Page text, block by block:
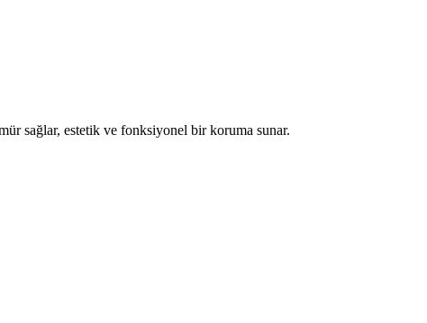
sağlar, estetik ve fonksiyonel bir koruma sunar.